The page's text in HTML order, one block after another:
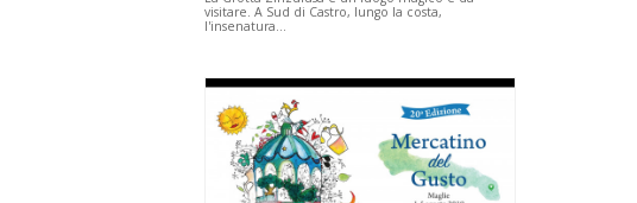
visitare. A Sud di Castro, lungo la costa,
l'insenatura…